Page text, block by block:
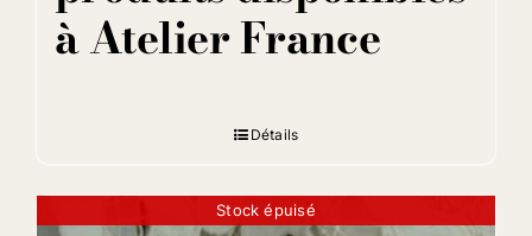
à Atelier France
Détails
Stock épuisé